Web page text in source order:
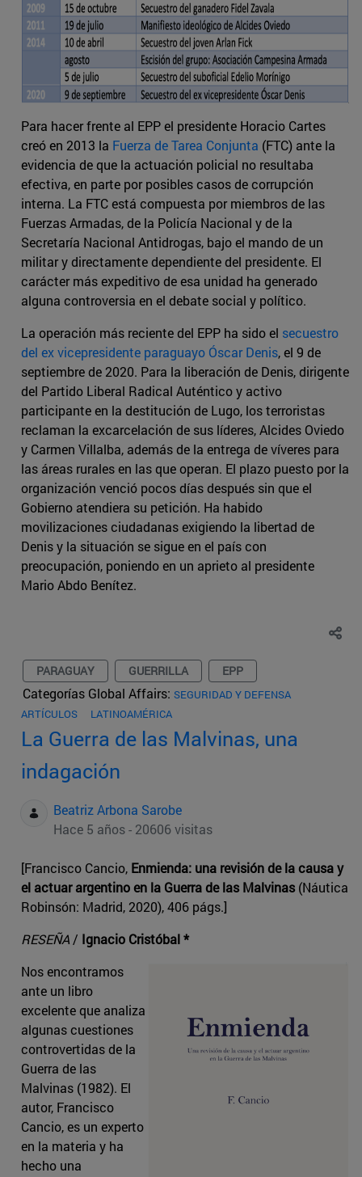
Para hacer frente al EPP el presidente Horacio Cartes
creó en 2013 la Fuerza de Tarea Conjunta (FTC) ante la
evidencia de que la actuación policial no resultaba
efectiva, en parte por posibles casos de corrupción
interna. La FTC está compuesta por miembros de las
Fuerzas Armadas, de la Policía Nacional y de la
Secretaría Nacional Antidrogas, bajo el mando de un
militar y directamente dependiente del presidente. El
carácter más expeditivo de esa unidad ha generado
alguna controversia en el debate social y político.
La operación más reciente del EPP ha sido el secuestro
del ex vicepresidente paraguayo Óscar Denis, el 9 de
septiembre de 2020. Para la liberación de Denis, dirigente
del Partido Liberal Radical Auténtico y activo
participante en la destitución de Lugo, los terroristas
reclaman la excarcelación de sus líderes, Alcides Oviedo
y Carmen Villalba, además de la entrega de víveres para
las áreas rurales en las que operan. El plazo puesto por la
organización venció pocos días después sin que el
Gobierno atendiera su petición. Ha habido
movilizaciones ciudadanas exigiendo la libertad de
Denis y la situación se sigue en el país con
preocupación, poniendo en un aprieto al presidente
Mario Abdo Benítez.
PARAGUAY GUERRILLA EPP
Categorías Global Affairs: SEGURIDAD Y DEFENSA
ARTÍCULOS
LATINOAMÉRICA
La Guerra de las Malvinas, una
indagación
Beatriz Arbona Sarobe
Hace 5 años - 20606 visitas
[Francisco Cancio, Enmienda: una revisión de la causa y
el actuar argentino en la Guerra de las Malvinas (Náutica
Robinsón: Madrid, 2020), 406 págs.]
RESEÑA / Ignacio Cristóbal *
Nos encontramos
ante un libro
excelente que analiza
algunas cuestiones
controvertidas de la
Guerra de las
Malvinas (1982). El
autor, Francisco
Cancio, es un experto
en la materia y ha
hecho una